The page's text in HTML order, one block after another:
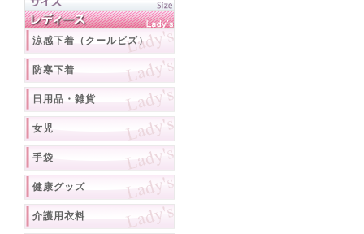
涼感下着（クールビズ）
防寒下着
日用品・雑貨
女児
手袋
健康グッズ
介護用衣料